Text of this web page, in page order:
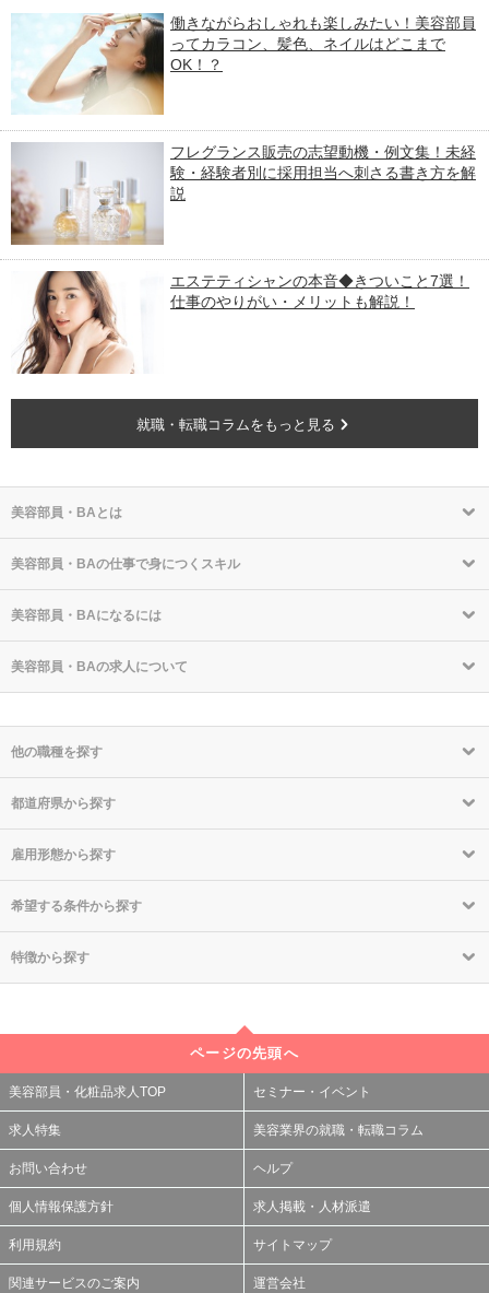
働きながらおしゃれも楽しみたい！美容部員
ってカラコン、髪色、ネイルはどこまで
OK！？
フレグランス販売の志望動機・例文集！未経
験・経験者別に採用担当へ刺さる書き方を解
説
エステティシャンの本音◆きついこと7選！
仕事のやりがい・メリットも解説！
就職・転職コラムをもっと見る
美容部員・BAとは
美容部員・BAの仕事で身につくスキル
美容部員・BAになるには
美容部員・BAの求人について
他の職種を探す
都道府県から探す
雇用形態から探す
希望する条件から探す
特徴から探す
ページの先頭へ
美容部員・化粧品求人TOP セミナー・イベント
求人特集 美容業界の就職・転職コラム
お問い合わせ ヘルプ
個人情報保護方針 求人掲載・人材派遣
利用規約 サイトマップ
関連サービスのご案内 運営会社